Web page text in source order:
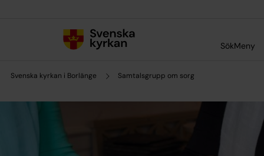
SökMeny
Svenska kyrkan i Borlänge Samtalsgrupp om sorg